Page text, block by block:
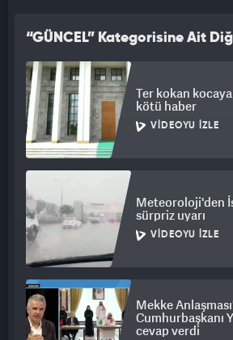
“GÜNCEL” Kategorisine Ait
Ter kokan
kötü haber
VIDEOYU İZLE
Meteoroloji'den
sürpriz uyarı
VIDEOYU İZLE
Mekke
Cumhurbaşkanı
cevap verdi